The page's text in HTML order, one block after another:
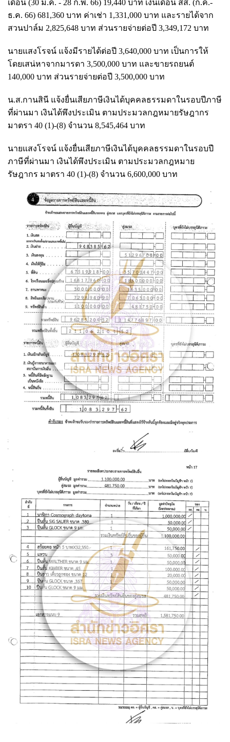
เดือน (30 ม.ค. - 28 ก.พ. 66) 19,440 บาท เงินเดือน สส. (ก.ค.-
ธ.ค. 66) 681,360 บาท ค่าเช่า 1,331,000 บาท และรายได้จาก
สวนปาล์ม 2,825,648 บาท ส่วนรายจ่ายต่อปี 3,349,172 บาท
นายแสงโรจน์ แจ้งมีรายได้ต่อปี 3,640,000 บาท เป็นการให้
โดยเสน่หาจากมารดา 3,500,000 บาท และขายรถยนต์
140,000 บาท ส่วนรายจ่ายต่อปี 3,500,000 บาท
น.ส.กานสินี แจ้งยื่นเสียภาษีเงินได้บุคคลธรรมดาในรอบปีภาษี
ที่ผ่านมา เงินได้พึงประเมิน ตามประมวลกฎหมายรัษฎากร
มาตรา 40 (1)-(8) จำนวน 8,545,464 บาท
นายแสงโรจน์ แจ้งยื่นเสียภาษีเงินได้บุคคลธรรมดาในรอบปี
ภาษีที่ผ่านมา เงินได้พึงประเมิน ตามประมวลกฎหมาย
รัษฎากร มาตรา 40 (1)-(8) จำนวน 6,600,000 บาท